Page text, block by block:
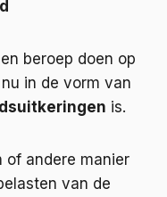
beroep doen op
in de vorm van
is.
of andere manier
van de